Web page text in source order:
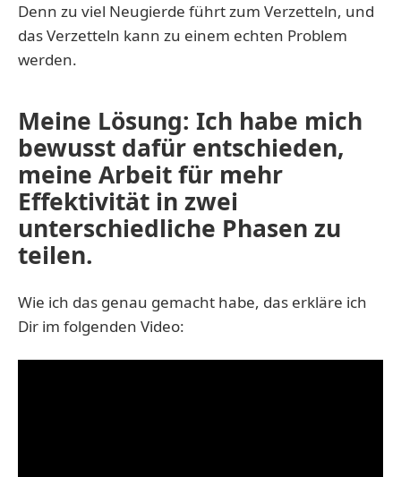
Denn zu viel Neugierde führt zum Verzetteln, und
das Verzetteln kann zu einem echten Problem
werden.
Meine Lösung: Ich habe mich
bewusst dafür entschieden,
meine Arbeit für mehr
Effektivität in zwei
unterschiedliche Phasen zu
teilen.
Wie ich das genau gemacht habe, das erkläre ich
Dir im folgenden Video: